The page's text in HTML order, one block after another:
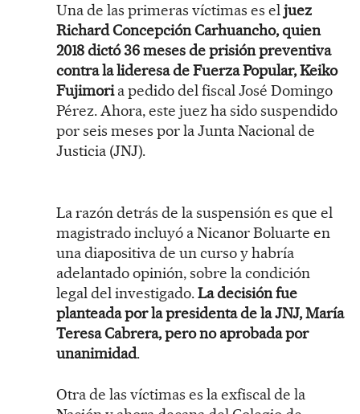
Una de las primeras víctimas es eljuez
Richard Concepción Carhuancho, quien
2018 dictó 36 meses de prisión preventiva
contra la lideresa de Fuerza Popular, Keiko
Fujimoria pedido del fiscal José Domingo
Pérez. Ahora, este juez ha sido suspendido
por seis meses por la Junta Nacional de
Justicia (JNJ).
La razón detrás de la suspensión es que el
magistrado incluyó a Nicanor Boluarte en
una diapositiva de un curso y habría
adelantado opinión, sobre la condición
legal del investigado.La decisión fue
planteada por la presidenta de la JNJ, María
Teresa Cabrera, pero no aprobada por
unanimidad.
Otra de las víctimas es la exfiscal de la